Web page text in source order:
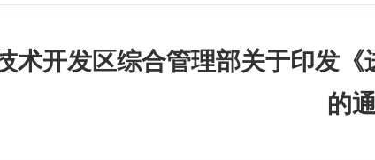
术开发区综合管理部关于印发
的